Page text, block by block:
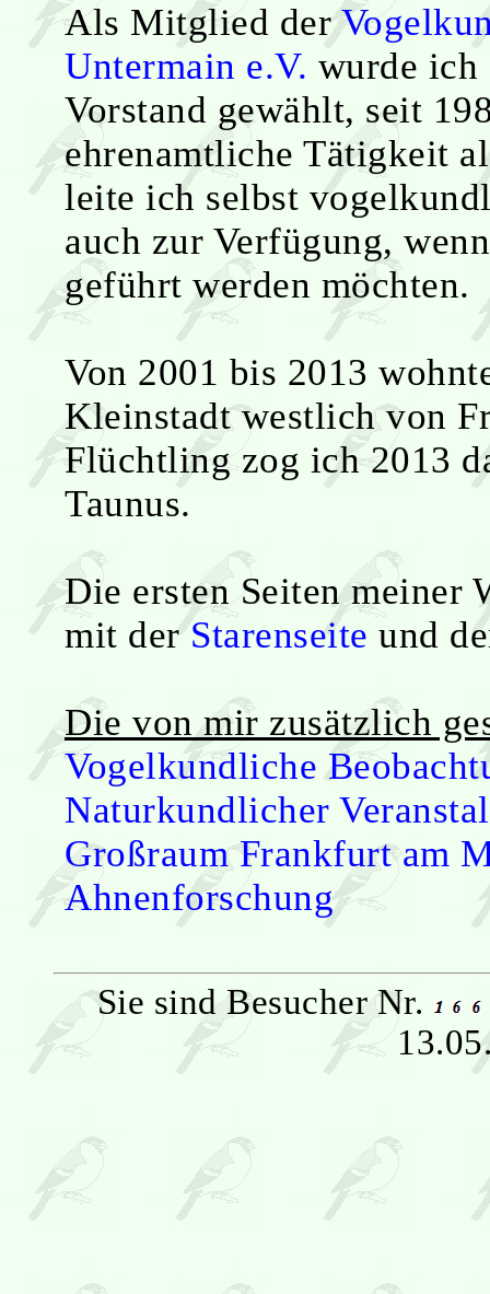
Als Mitglied der
Untermain e.V. wurde ich
Vorstand gewählt, seit
ehrenamtliche Tätigkeit
leite ich selbst
auch zur Verfügung,
geführt werden möchten.
Von 2001 bis 2013
Kleinstadt westlich von
Flüchtling zog ich 2013
Taunus.
Die ersten Seiten meiner
mit derStarenseite und
Die von mir zusätzlich
Vogelkundliche
Naturkundlicher
Großraum Frankfurt am
Ahnenforschung
Sie sind Besucher Nr.